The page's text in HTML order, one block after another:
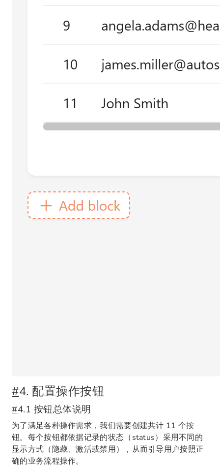
#4. 配置操作按钮
#4.1 按钮总体说明
为了满足各种操作需求，我们需要创建共计 11 个按
钮。每个按钮都依据记录的状态（status）采用不同的
显示方式（隐藏、激活或禁用），从而引导用户按照正
确的业务流程操作。